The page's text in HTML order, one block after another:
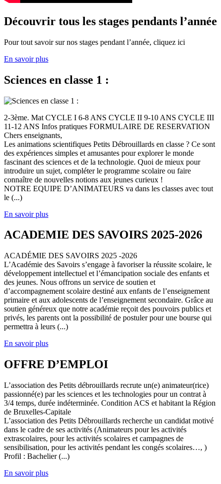
Découvrir tous les stages pendants l’année
Pour tout savoir sur nos stages pendant l’année, cliquez ici
En savoir plus
Sciences en classe 1 :
2-3ème. Mat CYCLE I 6-8 ANS CYCLE II 9-10 ANS CYCLE III
11-12 ANS Infos pratiques FORMULAIRE DE RESERVATION
Chers enseignants,
Les animations scientifiques Petits Débrouillards en classe ? Ce sont
des expériences simples et amusantes pour explorer le monde
fascinant des sciences et de la technologie. Quoi de mieux pour
introduire un sujet, compléter le programme scolaire ou faire
connaître de nouvelles notions aux jeunes curieux !
NOTRE EQUIPE D’ANIMATEURS va dans les classes avec tout
le (...)
En savoir plus
ACADEMIE DES SAVOIRS 2025-2026
ACADÉMIE DES SAVOIRS 2025 -2026
L’Académie des Savoirs s’engage à favoriser la réussite scolaire, le
développement intellectuel et l’émancipation sociale des enfants et
des jeunes. Nous offrons un service de soutien et
d’accompagnement scolaire destiné aux enfants de l’enseignement
primaire et aux adolescents de l’enseignement secondaire. Grâce au
soutien généreux que notre académie reçoit des pouvoirs publics et
privés, les parents ont la possibilité de postuler pour une bourse qui
permettra à leurs (...)
En savoir plus
OFFRE D’EMPLOI
L’association des Petits débrouillards recrute un(e) animateur(rice)
passionné(e) par les sciences et les technologies pour un contrat à
3/4 temps, durée indéterminée. Condition ACS et habitant la Région
de Bruxelles-Capitale
L’association des Petits Débrouillards recherche un candidat motivé
dans le cadre de ses activités (Animateurs pour les activités
extrascolaires, pour les activités scolaires et campagnes de
sensibilisation, pour les activités pendant les congés scolaires…, )
Profil : Bachelier (...)
En savoir plus